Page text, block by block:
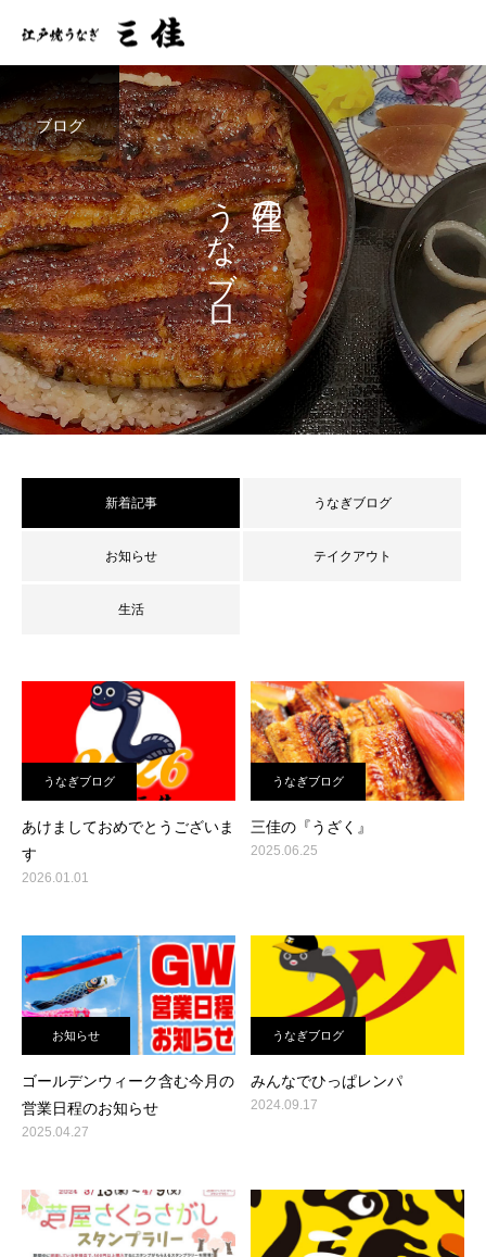
ブログ
三佳の
うなブロ
新着記事 うなぎブログ
お知らせ テイクアウト
生活
うなぎブログ
あけましておめでとうございま
す
2026.01.01
うなぎブログ
三佳の『うざく』
2025.06.25
お知らせ
ゴールデンウィーク含む今月の
営業日程のお知らせ
2025.04.27
うなぎブログ
みんなでひっぱレンパ
2024.09.17